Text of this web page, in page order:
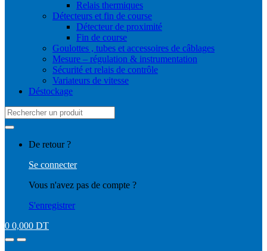
Relais thermiques
Détecteurs et fin de course
Détecteur de proximité
Fin de course
Goulottes , tubes et accessoires de câblages
Mesure – régulation & instrumentation
Sécurité et relais de contrôle
Variateurs de vitesse
Déstockage
Search
for:
De retour ?
Se connecter
Vous n'avez pas de compte ?
S'enregistrer
0 0,000 DT